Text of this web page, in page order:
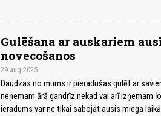
Gulēšana ar auskariem
novecošanos
29.aug 2025
Daudzas no mums ir pieradušas gulēt ar
neņemam ārā gandrīz nekad vai arī izņemam
ieradums var ne tikai sabojāt ausis miega